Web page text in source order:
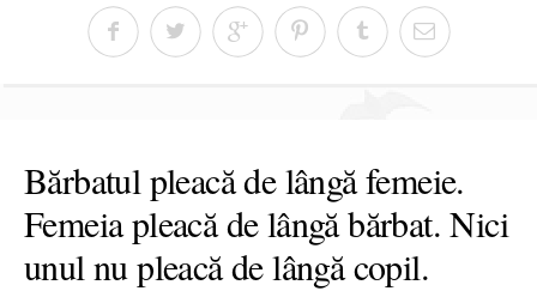
Bărbatul pleacă de lângă femeie.
Femeia pleacă de lângă bărbat. Nici
unul nu pleacă de lângă copil.